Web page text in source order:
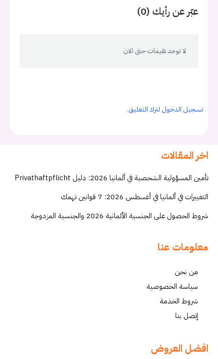
عبّر عن رأيك (0)
لا توجد تقيمات حتى الان
تسجيل الدخول لترك التعليق.
اخر المقالات
تأمين المسؤولية الشخصية في ألمانيا 2026: دليل Privathaftpflicht
التغييرات في ألمانيا في أغسطس 2026: 7 قوانين تهمك
شروط الحصول على الجنسية الألمانية 2026 والجنسية المزدوجة
معلومات عنا
من نحن
سياسة الخصوصية
شروط الخدمة
إتصل بنا
افضل العروض